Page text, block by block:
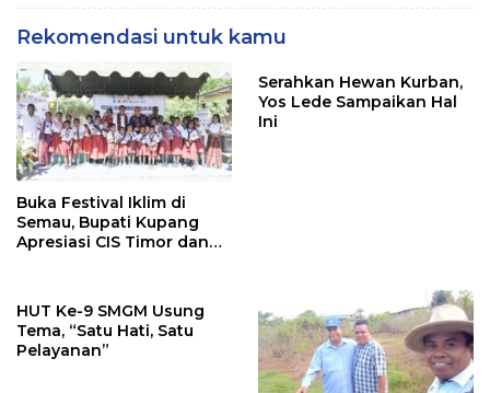
Rekomendasi untuk kamu
Buka Festival Iklim di
Semau, Bupati Kupang
Apresiasi CIS Timor dan
Serahkan Hewan Kurban,
Yos Lede Sampaikan Hal
Ini
HUT Ke-9 SMGM Usung
Tema, “Satu Hati, Satu
Pelayanan”